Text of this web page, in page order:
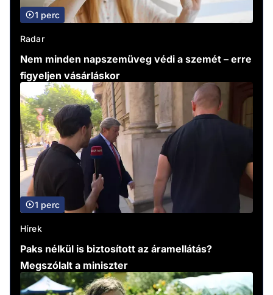
1 perc
Radar
Nem minden napszemüveg védi a szemét – erre
figyeljen vásárláskor
1 perc
Hírek
Paks nélkül is biztosított az áramellátás?
Megszólalt a miniszter